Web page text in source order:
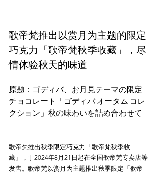
歌帝梵推出以赏月为主题的限定
巧克力「歌帝梵秋季收藏」，尽
情体验秋天的味道
原题：ゴディバ、お月見テーマの限定
チョコレート「ゴディバ オータム コレ
歌帝梵推出秋季限定巧克力「歌帝梵秋季收
藏」，于2024年8月21日起在全国歌帝梵专卖店等
发售。歌帝梵以赏月为主题推出秋季限定「歌帝